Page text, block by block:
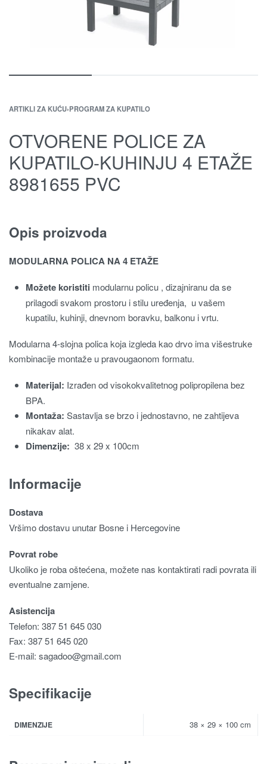
ARTIKLI ZA KUĆU›PROGRAM ZA KUPATILO
OTVORENE POLICE ZA
KUPATILO-KUHINJU 4 ETAŽE
8981655 PVC
Opis proizvoda
MODULARNA POLICA NA 4 ETAŽE
Možete koristiti modularnu policu , dizajniranu da se
prilagodi svakom prostoru i stilu uređenja, u vašem
kupatilu, kuhinji, dnevnom boravku, balkonu i vrtu.
Modularna 4-slojna polica koja izgleda kao drvo ima višestruke
kombinacije montaže u pravougaonom formatu.
Materijal: Izrađen od visokokvalitetnog polipropilena bez
BPA.
Montaža: Sastavlja se brzo i jednostavno, ne zahtijeva
nikakav alat.
Dimenzije: 38 x 29 x 100cm
Informacije
Dostava
Vršimo dostavu unutar Bosne i Hercegovine
Povrat robe
Ukoliko je roba oštećena, možete nas kontaktirati radi povrata ili
eventualne zamjene.
Asistencija
Telefon: 387 51 645 030
Fax: 387 51 645 020
E-mail: sagadoo@gmail.com
Specifikacije
DIMENZIJE 38 × 29 × 100 cm